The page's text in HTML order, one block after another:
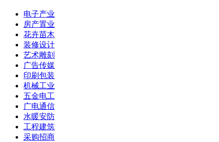
电子产业
房产置业
花卉苗木
装修设计
艺术雕刻
广告传媒
印刷包装
机械工业
五金电工
广电通信
水暖安防
工程建筑
采购招商